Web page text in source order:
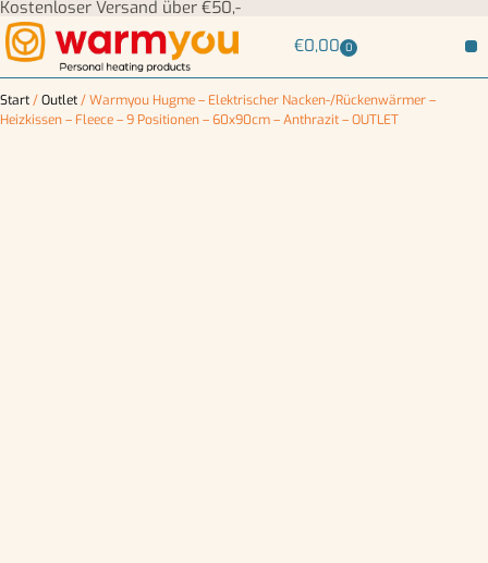
Kostenloser Versand über €50,-
€0,00 0
Start/Outlet/ Warmyou Hugme – Elektrischer Nacken-/Rückenwärmer –
Heizkissen – Fleece – 9 Positionen – 60x90cm – Anthrazit – OUTLET